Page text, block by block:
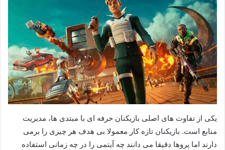
یکی از تفاوت های اصلی بازیکنان حرفه ای با مبتدی ها، مدیریت
منابع است. بازیکنان تازه کار معمولا بی هدف هر چیزی را برمی
دارند اما پروها دقیقا می دانند چه آیتمی را در چه زمانی استفاده